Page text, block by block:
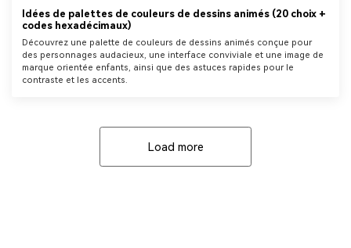
Idées de palettes de couleurs de dessins animés (20 choix +
codes hexadécimaux)
Découvrez une palette de couleurs de dessins animés conçue pour
des personnages audacieux, une interface conviviale et une image de
marque orientée enfants, ainsi que des astuces rapides pour le
contraste et les accents.
Load more